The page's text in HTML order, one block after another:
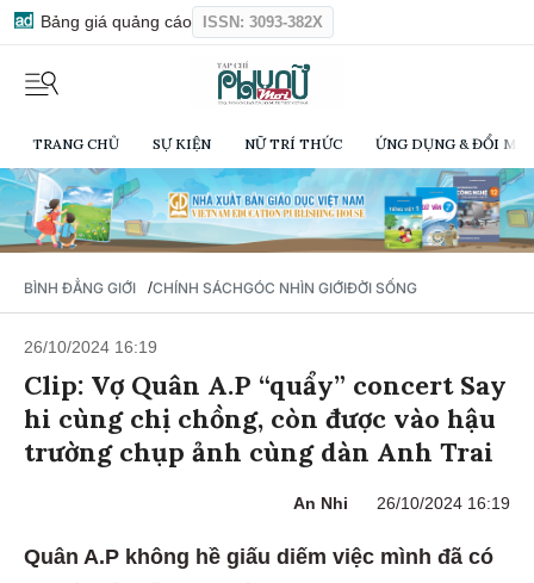
Bảng giá quảng cáo ISSN: 3093-382X
TRANG CHỦ SỰ KIỆN NỮ TRÍ THỨC ỨNG DỤNG & ĐỔI
BÌNH ĐẲNG GIỚI /CHÍNH SÁCHGÓC NHÌN GIỚIĐỜI SỐNG
26/10/2024 16:19
Clip: Vợ Quân A.P “quẩy” concert Say
hi cùng chị chồng, còn được vào hậu
trường chụp ảnh cùng dàn Anh Trai
An Nhi 26/10/2024 16:19
Quân A.P không hề giấu diếm việc mình đã có